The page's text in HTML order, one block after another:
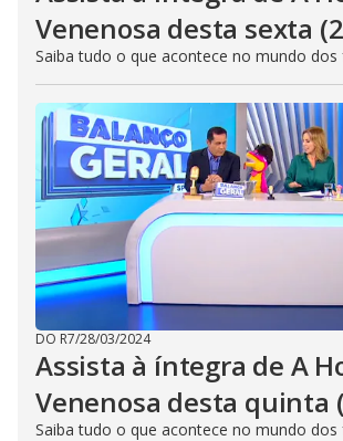
Venenosa desta sexta
Saiba tudo o que acontece no mundo
DO R7/28/03/2024
Assista à íntegra de A
Venenosa desta quinta
Saiba tudo o que acontece no mundo